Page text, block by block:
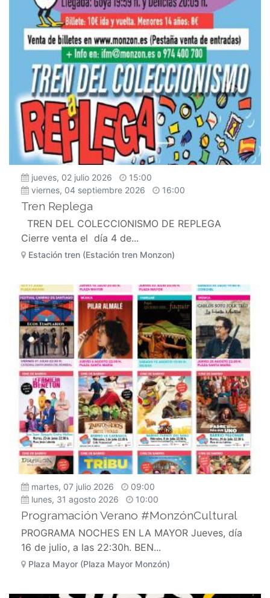
jueves, 02 julio 2026
15:00
viernes, 04 septiembre 2026
16:00
Tren Replega
TREN DEL COLECCIONISMO DE REPLEGA
Cierre venta el día 4 de...
Estación tren (Estación tren Monzon)
martes, 07 julio 2026
09:00
lunes, 31 agosto 2026
10:00
Programación Verano #MonzónCultural
PROGRAMA NOCHES EN LA MAYOR Jueves, día
16 de julio, a las 22:30h. BEN...
Plaza Mayor (Plaza Mayor Monzón)